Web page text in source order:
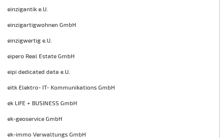
einzigantik e.U.
einzigartigwohnen GmbH
einzigwertig e.U.
eipero Real Estate GmbH
eipi dedicated data e.U.
eitk Elektro- IT- Kommunikations GmbH
ek LIFE + BUSINESS GmbH
ek-geoservice GmbH
ek-immo Verwaltungs GmbH